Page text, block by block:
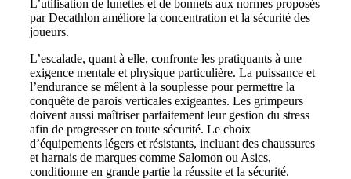
L’utilisation de lunettes et de bonnets aux normes proposés
par Decathlon améliore la concentration et la sécurité des
joueurs.
L’escalade, quant à elle, confronte les pratiquants à une
exigence mentale et physique particulière. La puissance et
l’endurance se mêlent à la souplesse pour permettre la
conquête de parois verticales exigeantes. Les grimpeurs
doivent aussi maîtriser parfaitement leur gestion du stress
afin de progresser en toute sécurité. Le choix
d’équipements légers et résistants, incluant des chaussures
et harnais de marques comme Salomon ou Asics,
conditionne en grande partie la réussite et la sécurité.